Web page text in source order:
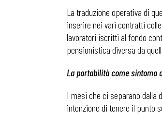
La traduzione operativa di
inserire nei vari contratti
lavoratori iscritti al fondo
pensionistica diversa da
La portabilità come sintomo
I mesi che ci separano dalla
intenzione di tenere il punto